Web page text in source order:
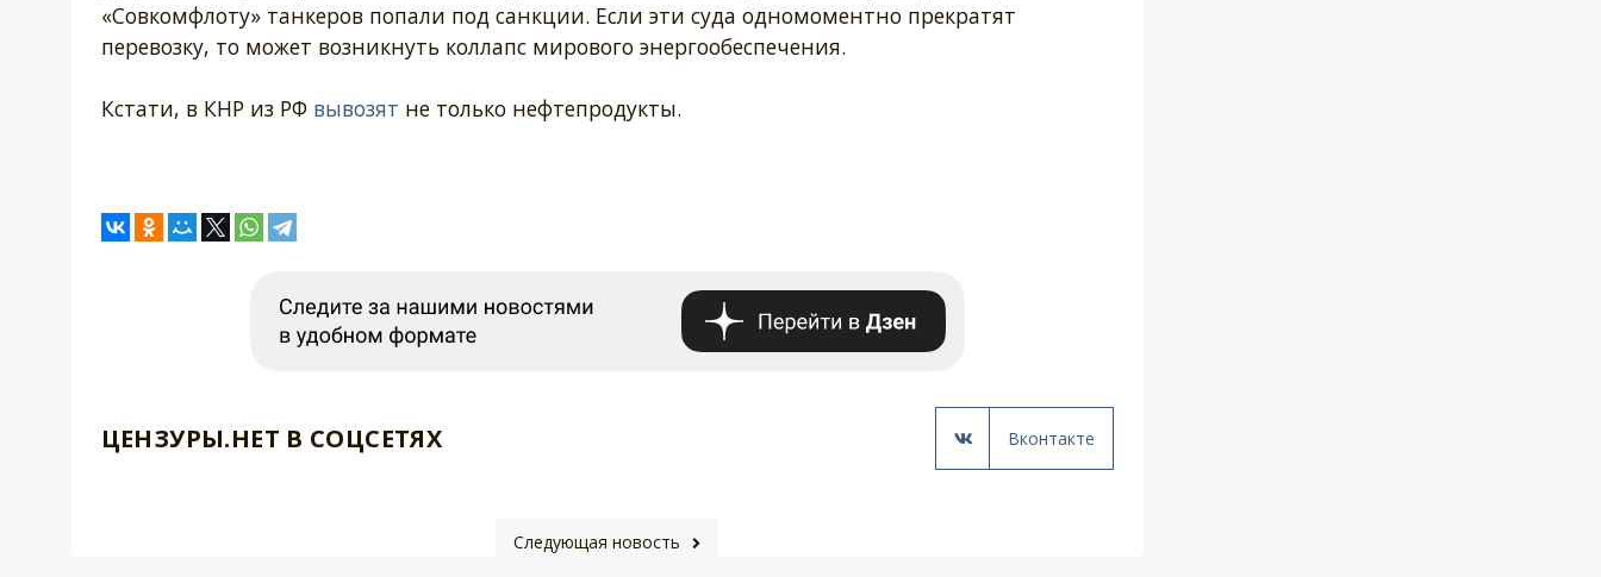
«Совкомфлоту» танкеров попали под санкции. Если эти суда одномоментно прекратят
перевозку, то может возникнуть коллапс мирового энергообеспечения.
Кстати, в КНР из РФ вывозят не только нефтепродукты.
ЦЕНЗУРЫ.НЕТ В СОЦСЕТЯХ Вконтакте
Следующая новость